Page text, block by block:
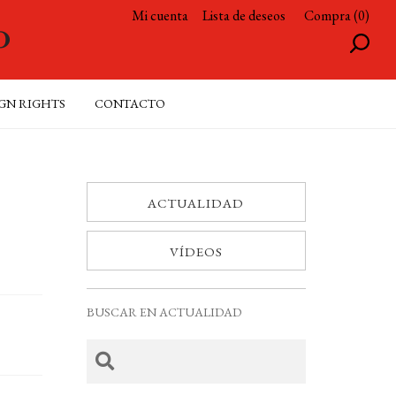
Mi cuenta Lista de deseos Compra (0)
RIGHTS CONTACTO
ACTUALIDAD
VÍDEOS
BUSCAR EN ACTUALIDAD